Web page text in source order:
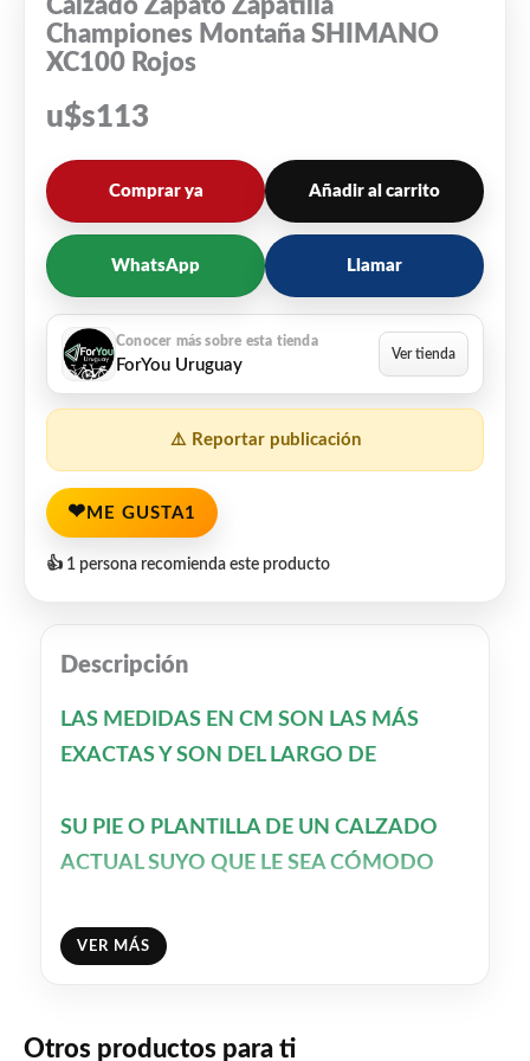
Calzado Zapato Zapatilla
Championes Montaña SHIMANO
XC100 Rojos
u$s113
Comprar ya Añadir al carrito
WhatsApp Llamar
ForYou Uruguay
⚠️ Reportar publicación
❤ ME GUSTA1
👍 1 persona recomienda este producto
Descripción
LAS MEDIDAS EN CM SON LAS MÁS
EXACTASY SON DEL LARGO DE
SU PIE O PLANTILLA DE UN CALZADO
ACTUAL SUYO QUE LE SEA CÓMODO
VER MÁS
Otros productos para ti